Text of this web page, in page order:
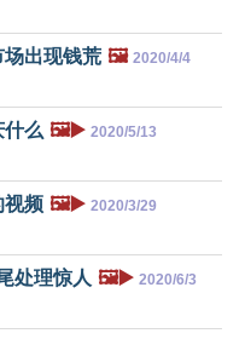
出现钱荒 🖼️ 2020/4/4
么 🖼️▶️ 2020/5/13
视频 🖼️▶️ 2020/3/29
处理惊人 🖼️▶️ 2020/6/3